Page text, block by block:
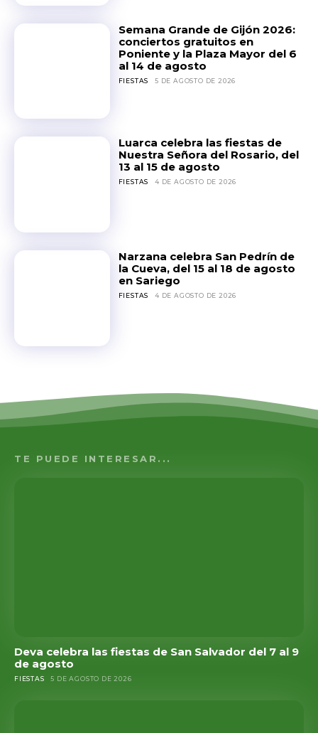
Semana Grande de Gijón 2026:
conciertos gratuitos en
Poniente y la Plaza Mayor del 6
al 14 de agosto
FIESTAS 5 DE AGOSTO DE 2026
Luarca celebra las fiestas de
Nuestra Señora del Rosario, del
13 al 15 de agosto
FIESTAS 4 DE AGOSTO DE 2026
Narzana celebra San Pedrín de
la Cueva, del 15 al 18 de agosto
en Sariego
FIESTAS 4 DE AGOSTO DE 2026
TE PUEDE INTERESAR...
Deva celebra las fiestas de San Salvador del 7 al 9
de agosto
FIESTAS 5 DE AGOSTO DE 2026